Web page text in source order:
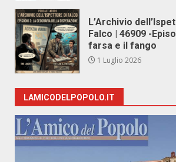
L’Archivio
Falco | 46909 -
farsa e il fango
1 Luglio 2026
LAMICODELPOPOLO.IT